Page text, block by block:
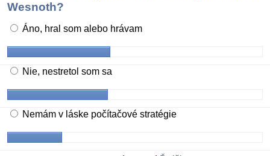
Wesnoth?
Áno, hral som alebo hrávam
Nie, nestretol som sa
Nemám v láske počítačové stratégie